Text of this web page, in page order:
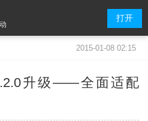
打开
2015-01-08 02:15
升级——全面适配